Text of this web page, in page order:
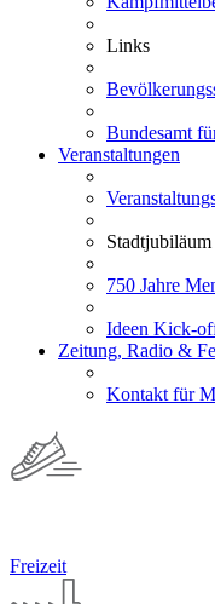
Links
Bundesamt
Veranstaltungen
Stadtjubiläum
750 Jahre
Ideen Kick-
Zeitung, Radio &
Kontakt für
Freizeit